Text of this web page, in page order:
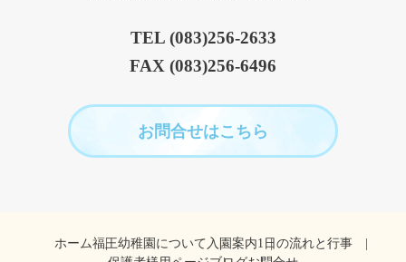
TEL (083)256-2633
FAX (083)256-6496
お問合せはこちら
ホーム福王幼稚園について 入園案内1日の流れと行事